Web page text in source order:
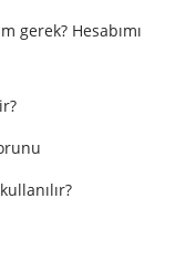
gerek? Hesabımı